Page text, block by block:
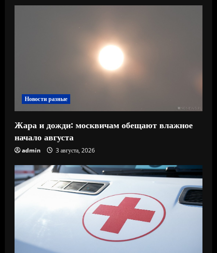
Новости разные
Жара и дожди: москвичам обещают влажное
начало августа
admin 3 августа, 2026